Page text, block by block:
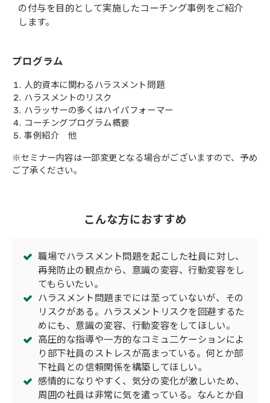
の付与を目的として実施したコーチング事例をご紹介
します。
プログラム
人的資本に関わるハラスメント問題
ハラスメントのリスク
ハラッサーの多くはハイパフォーマー
コーチングプログラム概要
事例紹介 他
※セミナー内容は一部変更となる場合がございますので、予め
ご了承ください。
こんな方におすすめ
職場でハラスメント問題を起こした社員に対し、
再発防止の観点から、意識の変容、行動変容をし
てもらいたい。
ハラスメント問題までには至っていないが、その
リスクがある。ハラスメントリスクを回避するた
めにも、意識の変容、行動変容をしてほしい。
高圧的な指導や一方的なコミュ二ケーションによ
り部下社員のストレスが高まっている。何とか部
下社員との信頼関係を構築してほしい。
感情的になりやすく、気分の変化が激しいため、
周囲の社員は非常に気を遣っている。なんとか自